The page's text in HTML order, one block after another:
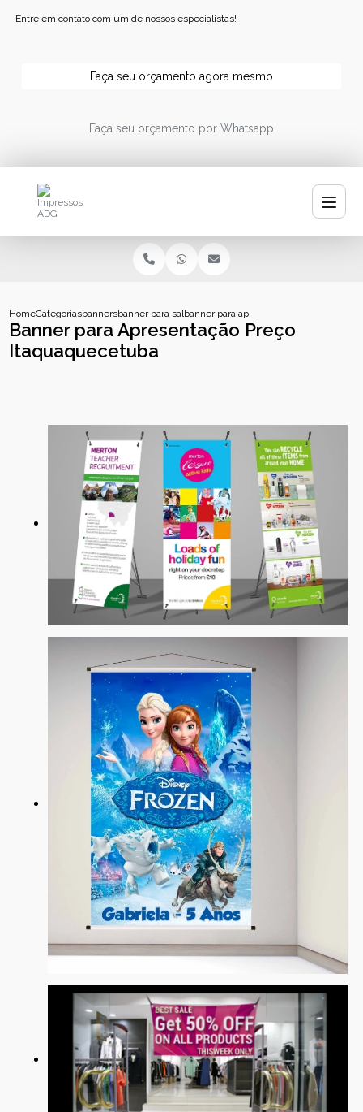
Entre em contato com um de nossos especialistas!
Faça seu orçamento agora mesmo
Faça seu orçamento por Whatsapp
HomeCategoriasbannersbanner para salaobanner para apresentacao preco
Banner para Apresentação Preço
Itaquaquecetuba